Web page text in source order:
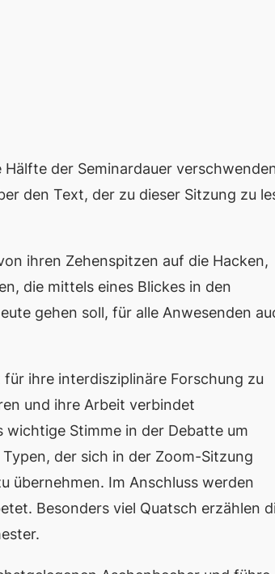
der Seminardauer
den Text, der zu dieser Sitzung zu
ihren Zehenspitzen auf die Hacken,
die mittels eines Blickes in den
gehen soll, für alle Anwesenden
ihre interdisziplinäre Forschung zu
und ihre Arbeit verbindet
Stimme in der Debatte um
der sich in der Zoom-Sitzung
übernehmen. Im Anschluss werden
Besonders viel Quatsch erzählen